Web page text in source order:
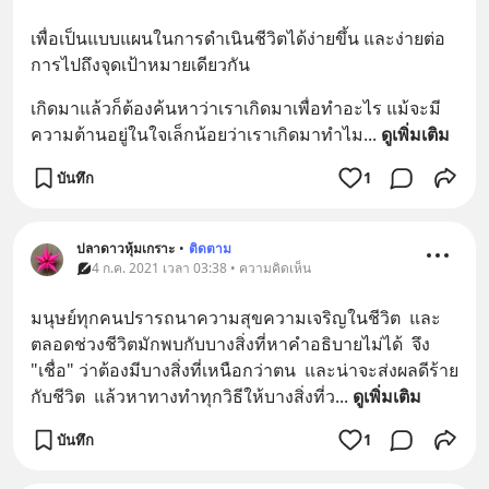
เพื่อเป็นแบบแผนในการดำเนินชีวิตได้ง่ายขึ้น และง่ายต่อ
การไปถึงจุดเป้าหมายเดียวกัน
เกิดมาแล้วก็ต้องค้นหาว่าเราเกิดมาเพื่อทำอะไร แม้จะมี
ความต้านอยู่ในใจเล็กน้อยว่าเราเกิดมาทำไม... ดูเพิ่มเติม
บันทึก 1
ปลาดาวหุ้มเกราะ • ติดตาม
4 ก.ค. 2021 เวลา 03:38 • ความคิดเห็น
มนุษย์ทุกคนปรารถนาความสุขความเจริญในชีวิต  และ
ตลอดช่วงชีวิตมักพบกับบางสิ่งที่หาคำอธิบายไม่ได้  จึง
"เชื่อ" ว่าต้องมีบางสิ่งที่เหนือกว่าตน  และน่าจะส่งผลดีร้าย
กับชีวิต  แล้วหาทางทำทุกวิธีให้บางสิ่งที่ว... ดูเพิ่มเติม
บันทึก 1